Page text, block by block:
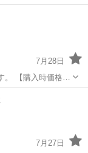
/週1～OK/経験者
7月28日
。 【購入時価格】
高さ：70cm （昇
せん。 【アピー
7月27日